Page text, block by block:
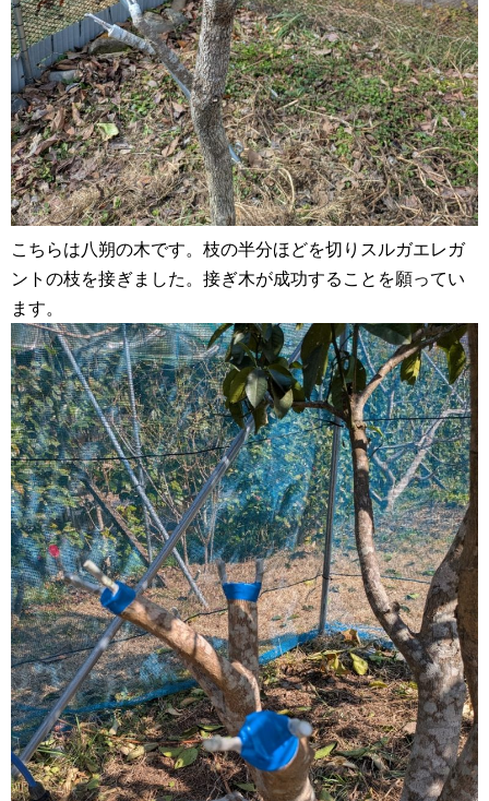
こちらは八朔の木です。枝の半分ほどを切りスルガエレガ
ントの枝を接ぎました。接ぎ木が成功することを願ってい
ます。